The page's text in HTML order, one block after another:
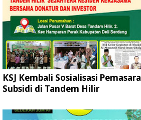
KSJ Kembali Sosialisasi
Subsidi di Tandem Hilir